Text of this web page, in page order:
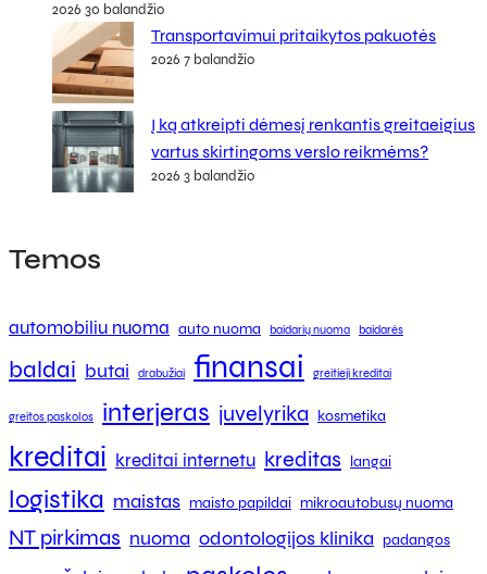
2026 30 balandžio
Transportavimui pritaikytos pakuotės
2026 7 balandžio
Į ką atkreipti dėmesį renkantis greitaeigius
vartus skirtingoms verslo reikmėms?
2026 3 balandžio
Temos
automobiliu nuoma auto nuoma baidarių nuoma baidarės
baldai butai drabužiai finansai greitieji kreditai
greitos paskolos interjeras juvelyrika kosmetika
kreditai kreditai internetu kreditas langai
logistika maistas maisto papildai mikroautobusų nuoma
NT pirkimas nuoma odontologijos klinika padangos